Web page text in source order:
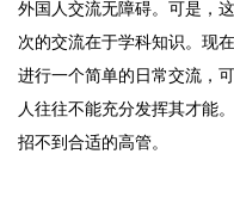
外国人交流无障碍。可是，
次的交流在于学科知识。现
进行一个简单的日常交流，
人往往不能充分发挥其才能
招不到合适的高管。